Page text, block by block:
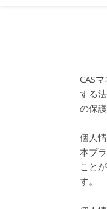
CAS
する
の保
個人
本プ
こと
す。